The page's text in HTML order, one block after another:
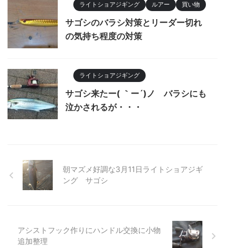
ライトショアジギング ルアー 買い物
サゴシのバラシ対策とリーダー切れ
の気持ち程度の対策
ライトショアジギング
サゴシ来たー( ｀ー´)ノ バラシにも
泣かされるが・・・
朝マズメ好調な3月11日ライトショアジギ
ング サゴシ
アシストフック作りにハンドル交換に小物
追加整理